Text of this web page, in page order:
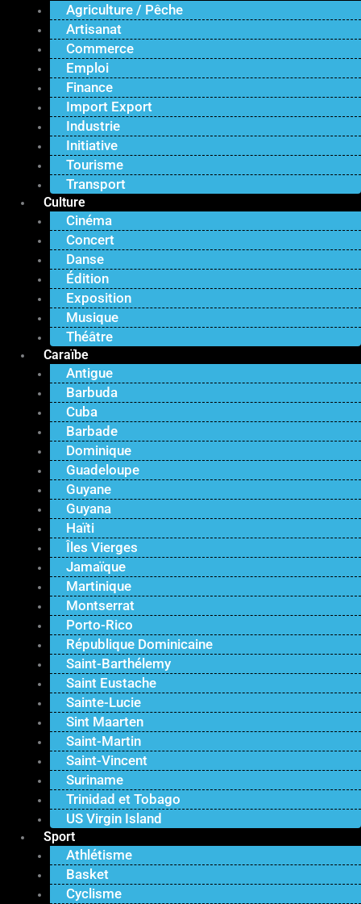
Agriculture / Pêche
Artisanat
Commerce
Emploi
Finance
Import Export
Industrie
Initiative
Tourisme
Transport
Culture
Cinéma
Concert
Danse
Édition
Exposition
Musique
Théâtre
Caraïbe
Antigue
Barbuda
Cuba
Barbade
Dominique
Guadeloupe
Guyane
Guyana
Haïti
Îles Vierges
Jamaïque
Martinique
Montserrat
Porto-Rico
République Dominicaine
Saint-Barthélemy
Saint Eustache
Sainte-Lucie
Sint Maarten
Saint-Martin
Saint-Vincent
Suriname
Trinidad et Tobago
US Virgin Island
Sport
Athlétisme
Basket
Cyclisme